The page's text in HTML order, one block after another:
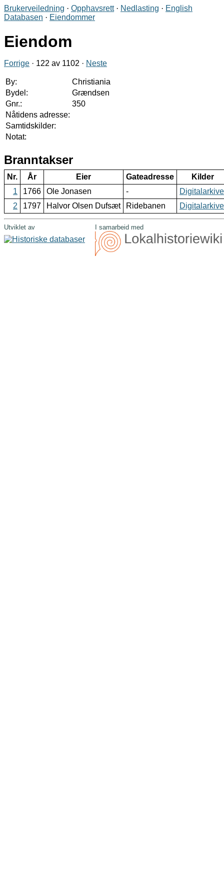
Brukerveiledning · Opphavsrett· Nedlasting · English
Databasen · Eiendommer
Eiendom
Forrige · 122 av 1102 · Neste
By:
Christiania
Bydel:
Grændsen
Gnr.:
350
Nåtidens adresse:
Samtidskilder:
Notat:
Branntakser
Nr. År Eier Gateadresse
Kilder
1
1766 Ole Jonasen -
2
1797 Halvor Olsen Dufsæt Ridebanen
Utviklet av I samarbeid med